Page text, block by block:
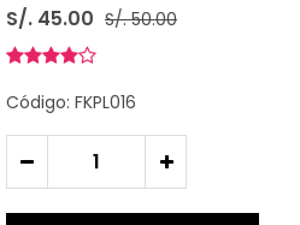
S/. 45.00 S/. 50.00
Código: FKPL016
- +